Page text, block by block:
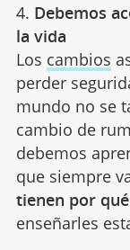
4. Debemos
la vida
Los cambios
perder
mundo no se
cambio de
debemos
que siempre
tienen por
enseñarles